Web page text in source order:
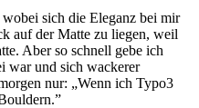
sich die Eleganz bei mir
auf der Matte zu liegen, weil
Aber so schnell gebe ich
war und sich wackerer
nur: „Wenn ich Typo3